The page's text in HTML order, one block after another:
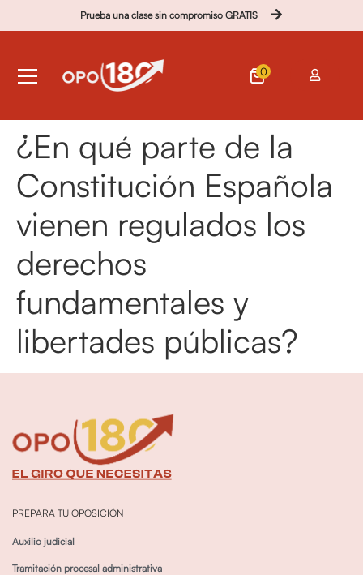
Prueba una clase sin compromiso GRATIS
0
¿En qué parte de la
Constitución Española
vienen regulados los
derechos
fundamentales y
libertades públicas?
PREPARA TU OPOSICIÓN
Auxilio judicial
Tramitación procesal administrativa